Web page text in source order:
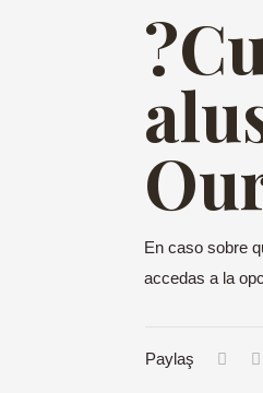
En caso sobre
accedas a la
Paylaş